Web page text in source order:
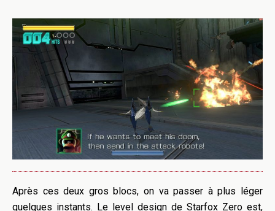
Après ces deux gros blocs, on va passer à plus léger
quelques instants. Le level design de Starfox Zero est,